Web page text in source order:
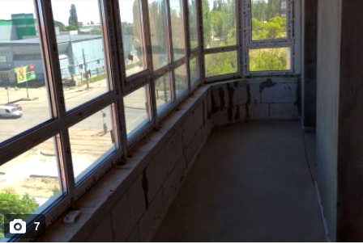
кабина, также остаётся весь кухонный инвентарь и всё, что
необходимо для комфортного проживания. Приглашаю на
просмотр, приходите, звоните!
7